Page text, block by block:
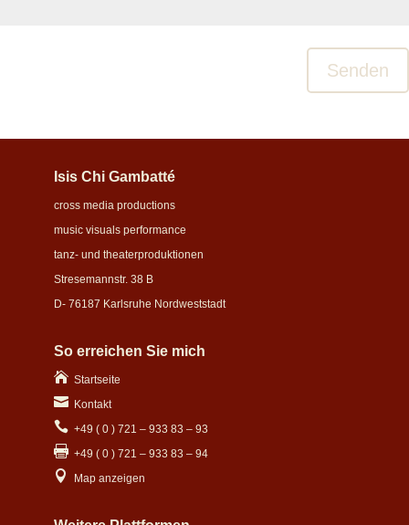
Senden
Isis Chi Gambatté
cross media productions
music visuals performance
tanz- und theaterproduktionen
Stresemannstr. 38 B
D- 76187 Karlsruhe Nordweststadt
So erreichen Sie mich
 Startseite
 Kontakt
 +49 ( 0 ) 721 – 933 83 – 93
 +49 ( 0 ) 721 – 933 83 – 94
 Map anzeigen